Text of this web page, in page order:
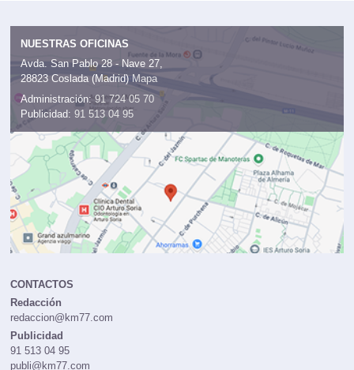
NUESTRAS OFICINAS
Avda. San Pablo 28 - Nave 27,
28823 Coslada (Madrid) Mapa
Administración: 91 724 05 70
Publicidad: 91 513 04 95
CONTACTOS
Redacción
redaccion@km77.com
Publicidad
91 513 04 95
publi@km77.com